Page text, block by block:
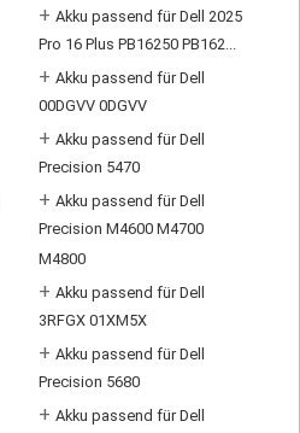
+ Akku passend für Dell 2025
Pro 16 Plus PB16250 PB162...
+ Akku passend für Dell
00DGVV 0DGVV
+ Akku passend für Dell
Precision 5470
+ Akku passend für Dell
Precision M4600 M4700
M4800
+ Akku passend für Dell
3RFGX 01XM5X
+ Akku passend für Dell
Precision 5680
+ Akku passend für Dell